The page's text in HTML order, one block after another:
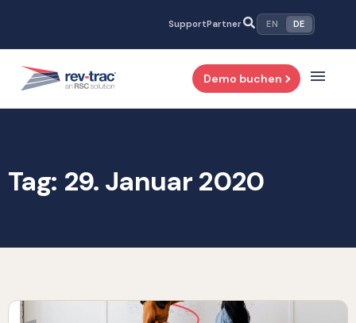
springen
SupportPartner EN DE
Demo buchen
Tag: 29. Januar 2020